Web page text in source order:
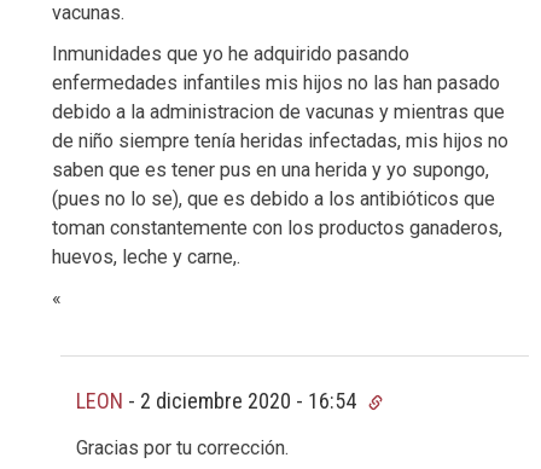
vacunas.
Inmunidades que yo he adquirido pasando
enfermedades infantiles mis hijos no las han pasado
debido a la administracion de vacunas y mientras que
de niño siempre tenía heridas infectadas, mis hijos no
saben que es tener pus en una herida y yo supongo,
(pues no lo se), que es debido a los antibióticos que
toman constantemente con los productos ganaderos,
huevos, leche y carne,.
«
LEON - 2 diciembre 2020 - 16:54
Gracias por tu corrección.